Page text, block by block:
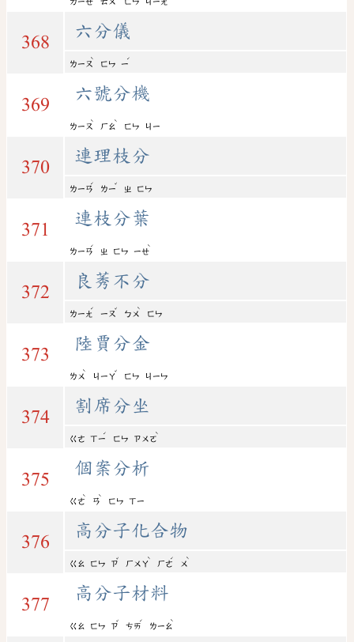
ㄌㄧㄝ ㄊㄨ ㄈㄣ ㄐㄧㄤ
368
六分儀
ㄌㄧㄡ
ˋ
ㄈㄣ ㄧ
ˊ
369
六號分機
ㄌㄧㄡ
ˋ
ㄏㄠ
ˋ
ㄈㄣ ㄐㄧ
370
連理枝分
ㄌㄧㄢ
ˊ
ㄌㄧ
ˇ
ㄓ ㄈㄣ
371
連枝分葉
ㄌㄧㄢ
ˊ
ㄓ ㄈㄣ ㄧㄝ
ˋ
372
良莠不分
ㄌㄧㄤ
ˊ
ㄧㄡ
ˇ
ㄅㄨ
ˋ
ㄈㄣ
373
陸賈分金
ㄌㄨ
ˋ
ㄐㄧㄚ
ˇ
ㄈㄣ ㄐㄧㄣ
374
割席分坐
ㄍㄜ ㄒㄧ
ˊ
ㄈㄣ ㄗㄨㄛ
ˋ
375
個案分析
ㄍㄜ
ˋ
ㄢ
ˋ
ㄈㄣ ㄒㄧ
376
高分子化合物
ㄍㄠ ㄈㄣ ㄗ
ˇ
ㄏㄨㄚ
ˋ
ㄏㄜ
ˊ
ㄨ
ˋ
377
高分子材料
ㄍㄠ ㄈㄣ ㄗ
ˇ
ㄘㄞ
ˊ
ㄌㄧㄠ
ˋ